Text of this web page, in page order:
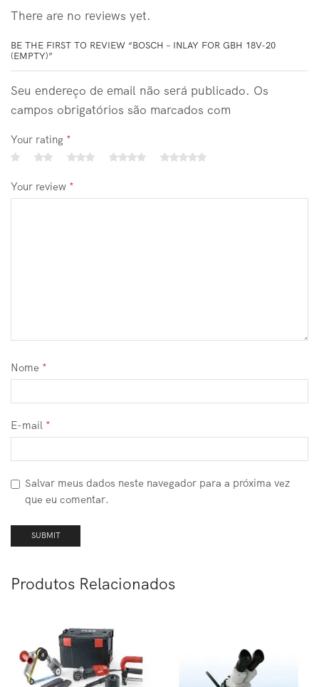
There are no reviews yet.
BE THE FIRST TO REVIEW “BOSCH – INLAY FOR GBH 18V-20
(EMPTY)”
Seu endereço de email não será publicado. Os
campos obrigatórios são marcados com
Your rating *
Your review *
Nome *
E-mail *
Salvar meus dados neste navegador para a próxima vez
que eu comentar.
Produtos Relacionados